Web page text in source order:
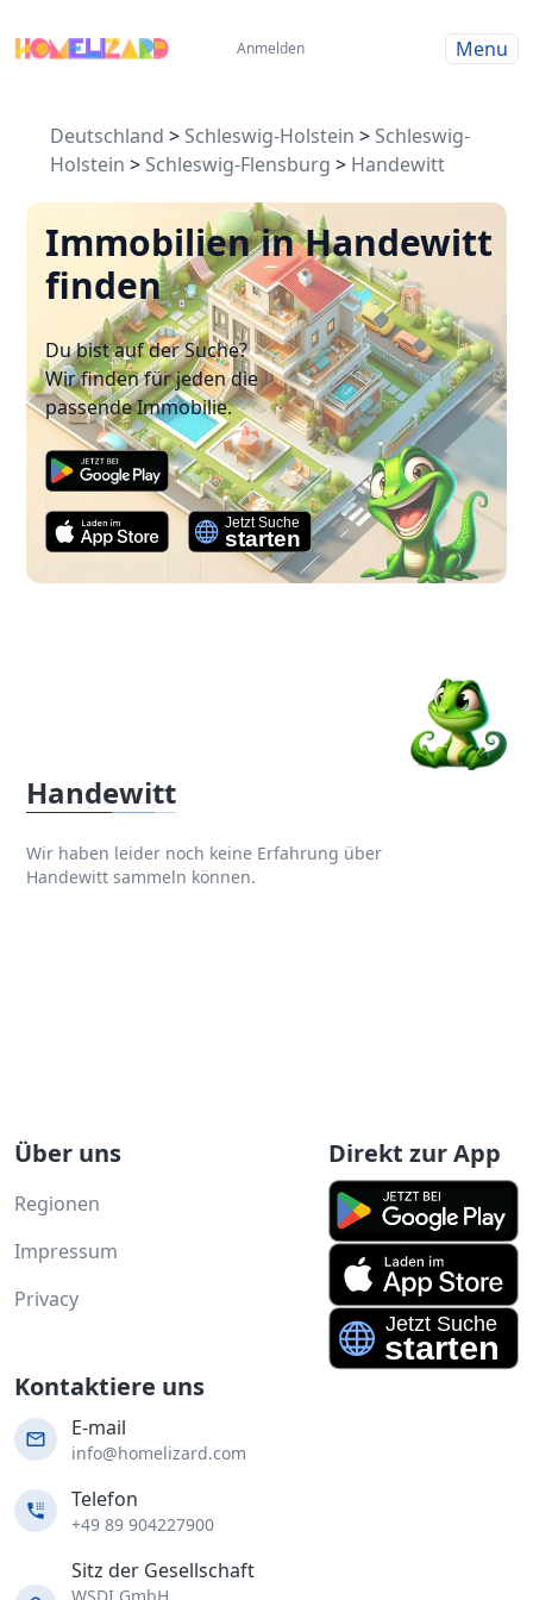
Anmelden Menu
Deutschland > Schleswig-Holstein > Schleswig-
Holstein > Schleswig-Flensburg > Handewitt
Immobilien in Handewitt
finden
Du bist auf der Suche?
Wir finden für jeden die
passende Immobilie.
Handewitt
Wir haben leider noch keine Erfahrung über
Handewitt sammeln können.
Über uns
Regionen
Impressum
Privacy
Direkt zur App
Kontaktiere uns
E-mail
info@homelizard.com
Telefon
+49 89 904227900
Sitz der Gesellschaft